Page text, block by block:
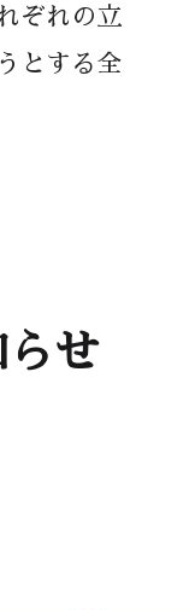
ぞれの立
とする全
せ